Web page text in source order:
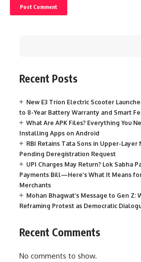
Recent Posts
New E3 Trion Electric Scooter
to 8-Year Battery Warranty and Smart
What Are APK Files? Everything You
Installing Apps on Android
RBI Retains Tata Sons in Upper-Layer
Pending Deregistration Request
UPI Charges May Return? Lok Sabha
Payments Bill—Here’s What It Means
Merchants
Mohan Bhagwat’s Message to Gen Z:
Reframing Protest as Democratic
Recent Comments
No comments to show.